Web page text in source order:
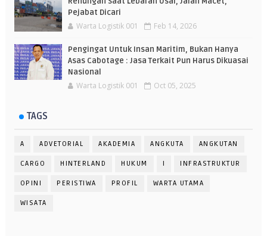
Pejabat Dicari
Warta Logistik 001 Feb 14, 2026
Pengingat Untuk Insan Maritim, Bukan Hanya
Asas Cabotage : Jasa Terkait Pun Harus Dikuasai
Nasional
Warta Logistik 001 Oct 05, 2025
TAGS
A ADVETORIAL AKADEMIA ANGKUTA ANGKUTAN
CARGO HINTERLAND HUKUM I INFRASTRUKTUR
OPINI PERISTIWA PROFIL WARTA UTAMA
WISATA